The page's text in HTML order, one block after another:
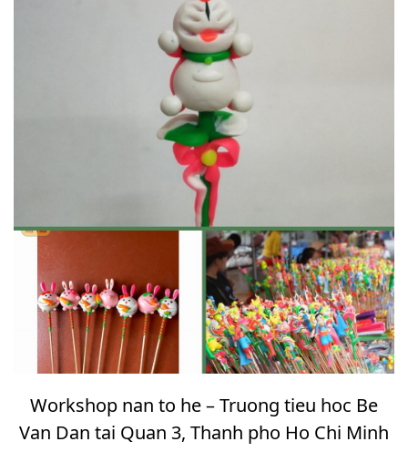
Workshop nan to he – Truong tieu hoc Be
Van Dan tai Quan 3, Thanh pho Ho Chi Minh